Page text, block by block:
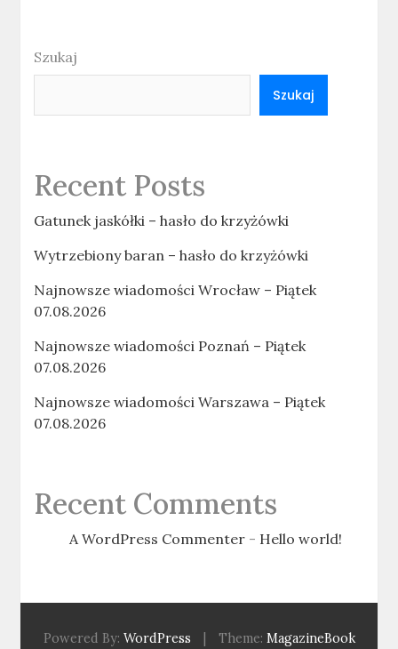
Szukaj
Szukaj
Recent Posts
Gatunek jaskółki – hasło do krzyżówki
Wytrzebiony baran – hasło do krzyżówki
Najnowsze wiadomości Wrocław – Piątek
07.08.2026
Najnowsze wiadomości Poznań – Piątek
07.08.2026
Najnowsze wiadomości Warszawa – Piątek
07.08.2026
Recent Comments
A WordPress Commenter - Hello world!
Powered By: WordPress Theme: MagazineBook